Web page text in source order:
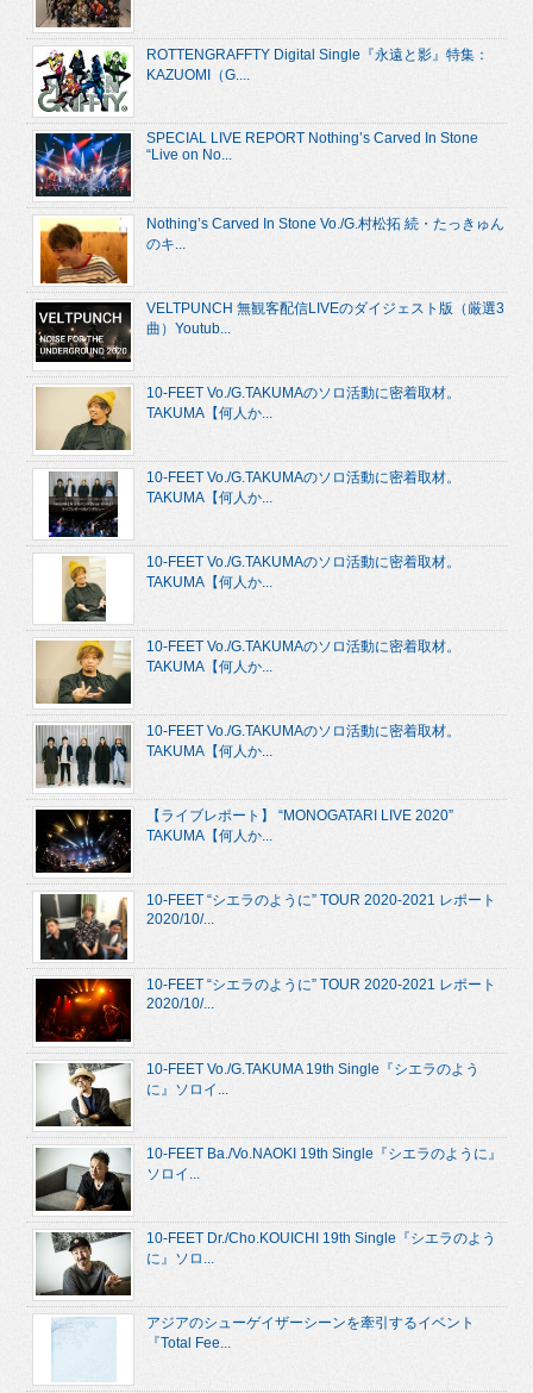
ROTTENGRAFFTY Digital Single『永遠と影』特集：
KAZUOMI（G....
SPECIAL LIVE REPORT Nothing’s Carved In Stone
“Live on No...
Nothing’s Carved In Stone Vo./G.村松拓 続・たっきゅん
のキ...
VELTPUNCH 無観客配信LIVEのダイジェスト版（厳選3
曲）Youtub...
10-FEET Vo./G.TAKUMAのソロ活動に密着取材。
TAKUMA【何人か...
10-FEET Vo./G.TAKUMAのソロ活動に密着取材。
TAKUMA【何人か...
10-FEET Vo./G.TAKUMAのソロ活動に密着取材。
TAKUMA【何人か...
10-FEET Vo./G.TAKUMAのソロ活動に密着取材。
TAKUMA【何人か...
10-FEET Vo./G.TAKUMAのソロ活動に密着取材。
TAKUMA【何人か...
【ライブレポート】 “MONOGATARI LIVE 2020”
TAKUMA【何人か...
10-FEET “シエラのように” TOUR 2020-2021 レポート
2020/10/...
10-FEET “シエラのように” TOUR 2020-2021 レポート
2020/10/...
10-FEET Vo./G.TAKUMA 19th Single『シエラのよう
に』ソロイ...
10-FEET Ba./Vo.NAOKI 19th Single『シエラのように』
ソロイ...
10-FEET Dr./Cho.KOUICHI 19th Single『シエラのよう
に』ソロ...
アジアのシューゲイザーシーンを牽引するイベント
『Total Fee...